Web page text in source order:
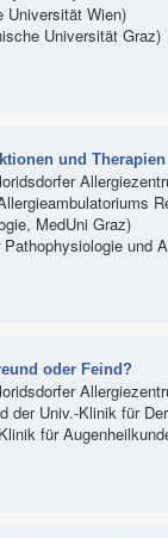
Universität Wien)
Universität Graz)
und Therapien
MedUni Graz)
und
oder Feind?
der Univ.-Klinik für
für